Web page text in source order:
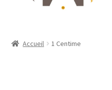
Accueil 1 Centime